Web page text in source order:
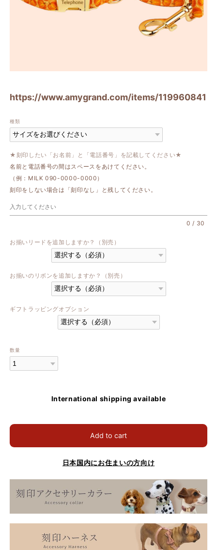
https://www.amygrand.com/items/119960841
種類
★刻印したい「お名前」と「電話番号」を記載してください★
名前と電話番号の間はスペースをあけてください。
（例：MILK 090-0000-0000）
刻印をしない場合は「刻印なし」と残してください。
0 / 30
お揃いリードを追加しますか？（別売）
お揃いのリボンを追加しますか？（別売）
ギフトラッピングオプション
数量
International shipping available
Add to cart
日本国内にお住まいの方向け